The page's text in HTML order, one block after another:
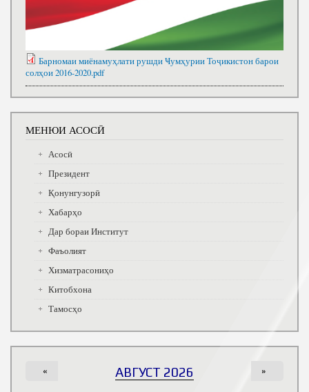
Барномаи миёнамуҳлати рушди Ҹумҳурии Тоҷикистон барои
солҳои 2016-2020.pdf
МЕНЮИ АСОСӢ
Асосӣ
Президент
Қонунгузорӣ
Хабарҳо
Дар бораи Институт
Фаъолият
Хизматрасониҳо
Китобхона
Тамосҳо
АВГУСТ 2026
« »